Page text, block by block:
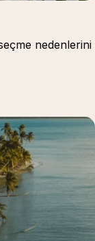
nedenlerini